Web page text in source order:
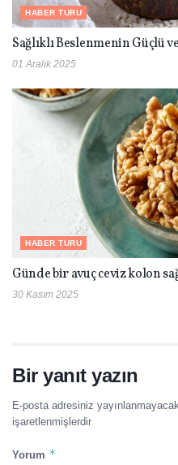
HABER TURU
Sağlıklı Beslenmenin Güçlü
01 Aralık 2025
HABER TURU
Günde bir avuç ceviz kolon
30 Kasım 2025
Bir yanıt yazın
E-posta adresiniz yayınlanmayacak.
işaretlenmişlerdir
Yorum *